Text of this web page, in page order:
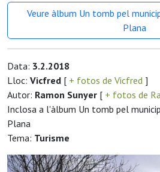
Veure àlbum Un tomb pel
Plana
Data: 3.2.2018
Lloc: Vicfred [ + fotos de Vicfred ]
Autor: Ramon Sunyer [ + fotos de
Inclosa a l'àlbum Un tomb pel
Plana
Tema: Turisme